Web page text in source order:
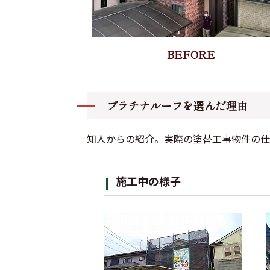
プラチナルーフを選んだ理由
知人からの紹介。実際の塗替工事物件の
施工中の様子